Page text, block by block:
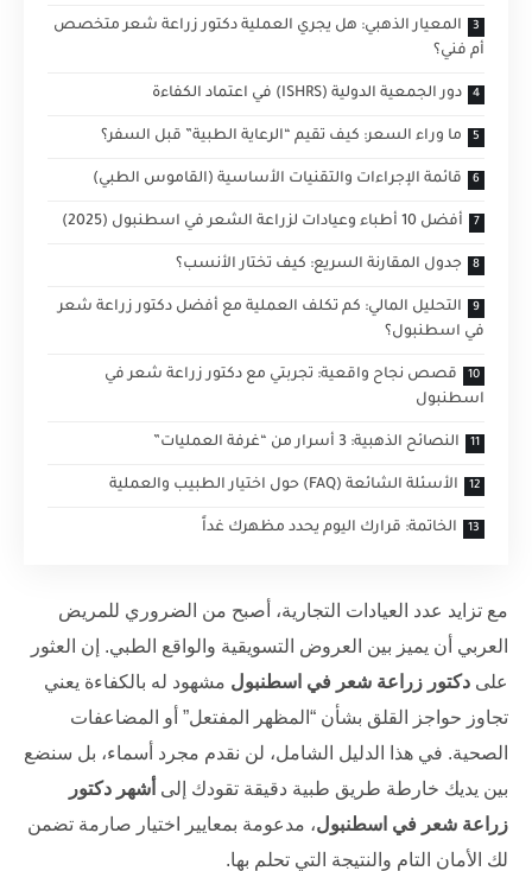
المعيار الذهبي: هل يجري العملية دكتور زراعة شعر متخصص
أم فني؟
دور الجمعية الدولية (ISHRS) في اعتماد الكفاءة
ما وراء السعر: كيف تقيم “الرعاية الطبية” قبل السفر؟
قائمة الإجراءات والتقنيات الأساسية (القاموس الطبي)
أفضل 10 أطباء وعيادات لزراعة الشعر في اسطنبول (2025)
جدول المقارنة السريع: كيف تختار الأنسب؟
التحليل المالي: كم تكلف العملية مع أفضل دكتور زراعة شعر
في اسطنبول؟
قصص نجاح واقعية: تجربتي مع دكتور زراعة شعر في
اسطنبول
النصائح الذهبية: 3 أسرار من “غرفة العمليات”
الأسئلة الشائعة (FAQ) حول اختيار الطبيب والعملية
الخاتمة: قرارك اليوم يحدد مظهرك غداً
مع تزايد عدد العيادات التجارية، أصبح من الضروري للمريض
العربي أن يميز بين العروض التسويقية والواقع الطبي. إن العثور
على دكتور زراعة شعر في اسطنبول مشهود له بالكفاءة يعني
تجاوز حواجز القلق بشأن “المظهر المفتعل” أو المضاعفات
الصحية. في هذا الدليل الشامل، لن نقدم مجرد أسماء، بل سنضع
بين يديك خارطة طريق طبية دقيقة تقودك إلى أشهر دكتور
زراعة شعر في اسطنبول، مدعومة بمعايير اختيار صارمة تضمن
لك الأمان التام والنتيجة التي تحلم بها.